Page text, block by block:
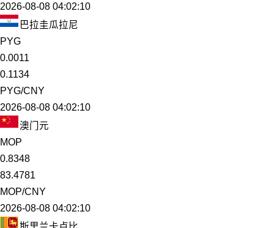
2026-08-08 04:02:10
巴拉圭瓜拉尼
PYG
0.0011
0.1134
PYG/CNY
2026-08-08 04:02:10
澳门元
MOP
0.8348
83.4781
MOP/CNY
2026-08-08 04:02:10